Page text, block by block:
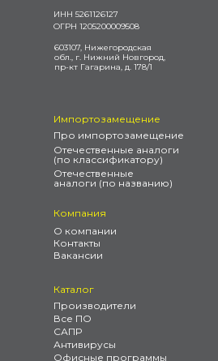
ИНН 5261126127
ОГРН 1205200009508
603107, Нижегородская
обл., г. Нижний Новгород,
пр-кт Гагарина, д. 178/1
Все ПО
Производители
Антивирусы
Офисные программы
Каталог
САПР
Отечественные
аналоги (по названию)
Про импортозамещение
Импортозамещение
Отечественные аналоги
(по классификатору)
Контакты
О компании
Компания
Вакансии